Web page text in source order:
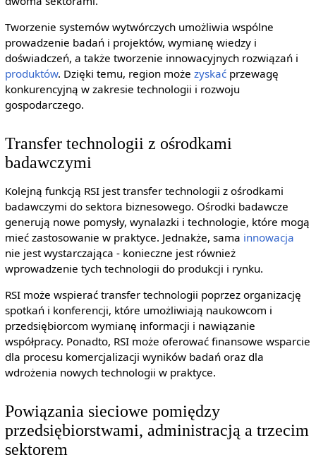
Tworzenie systemów wytwórczych umożliwia wspólne
prowadzenie badań i projektów, wymianę wiedzy i
doświadczeń, a także tworzenie innowacyjnych rozwiązań i
produktów. Dzięki temu, region może zyskaćprzewagę
konkurencyjną w zakresie technologii i rozwoju
gospodarczego.
Transfer technologii z ośrodkami
badawczymi
Kolejną funkcją RSI jest transfer technologii z ośrodkami
badawczymi do sektora biznesowego. Ośrodki badawcze
generują nowe pomysły, wynalazki i technologie, które mogą
mieć zastosowanie w praktyce. Jednakże, sama innowacja
nie jest wystarczająca - konieczne jest również
wprowadzenie tych technologii do produkcji i rynku.
RSI może wspierać transfer technologii poprzez organizację
spotkań i konferencji, które umożliwiają naukowcom i
przedsiębiorcom wymianę informacji i nawiązanie
współpracy. Ponadto, RSI może oferować finansowe wsparcie
dla procesu komercjalizacji wyników badań oraz dla
wdrożenia nowych technologii w praktyce.
Powiązania sieciowe pomiędzy
przedsiębiorstwami, administracją a trzecim
sektorem